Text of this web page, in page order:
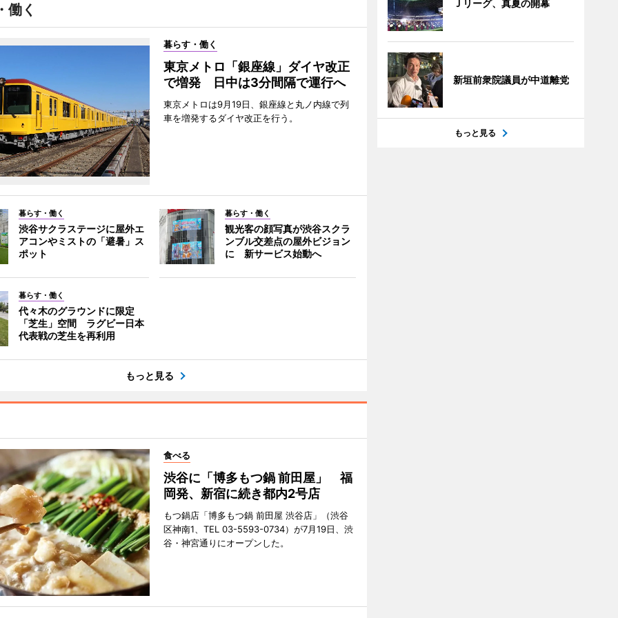
働く
暮らす・働く
東京メトロ「銀座線」ダイヤ改正
で増発 日中は3分間隔で運行へ
東京メトロは9月19日、銀座線と丸ノ内線で列
車を増発するダイヤ改正を行う。
暮らす・働く
渋谷サクラステージに屋外エ
アコンやミストの「避暑」ス
ポット
暮らす・働く
観光客の顔写真が渋谷スクラ
ンブル交差点の屋外ビジョン
に 新サービス始動へ
暮らす・働く
代々木のグラウンドに限定
「芝生」空間 ラグビー日本
代表戦の芝生を再利用
もっと見る
食べる
渋谷に「博多もつ鍋 前田屋」 福
岡発、新宿に続き都内2号店
もつ鍋店「博多もつ鍋 前田屋 渋谷店」（渋谷
区神南1、TEL 03-5593-0734）が7月19日、渋
谷・神宮通りにオープンした。
Ｊリーグ、真夏の開幕
新垣前衆院議員が中道離党
もっと見る